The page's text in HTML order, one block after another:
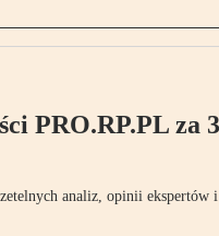
PRO.RP.PL za
analiz, opinii ekspertów